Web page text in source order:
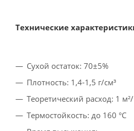
Технические
Сухой остаток: 70±5%
Плотность: 1,4-1,5 г/см³
Теоретический расход: 1
Термостойкость: до 160 °C